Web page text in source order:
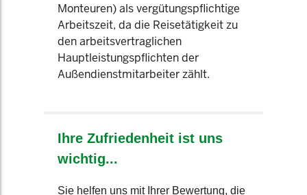
Monteuren) als vergütungspflichtige
Arbeitszeit, da die Reisetätigkeit zu
den arbeitsvertraglichen
Hauptleistungspflichten der
Außendienstmitarbeiter zählt.